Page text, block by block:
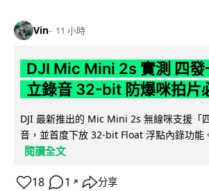
Vin 11 小時
DJI Mic Mini 2s 實測 四發
立錄音 32-bit 防爆咪拍片
DJI 最新推出的 Mic Mini 2s 無線咪支援「
音，並首度下放 32-bit Float 浮點內錄功能
閱讀全文
18 1 ↗ 分享